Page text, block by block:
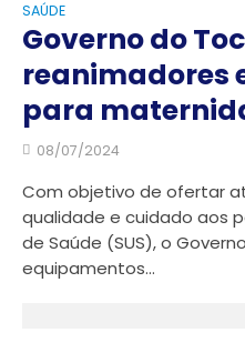
SAÚDE
Governo do
reanimadores
para
08/07/2024
Com objetivo de ofertar
qualidade e cuidado aos
de Saúde (SUS), o
equipamentos...